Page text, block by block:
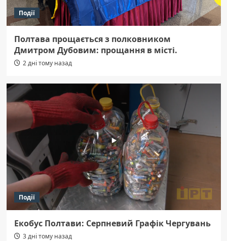
Події
Полтава прощається з полковником
Дмитром Дубовим: прощання в місті.
2 дні тому назад
Події
Екобус Полтави: Серпневий Графік Чергувань
3 дні тому назад